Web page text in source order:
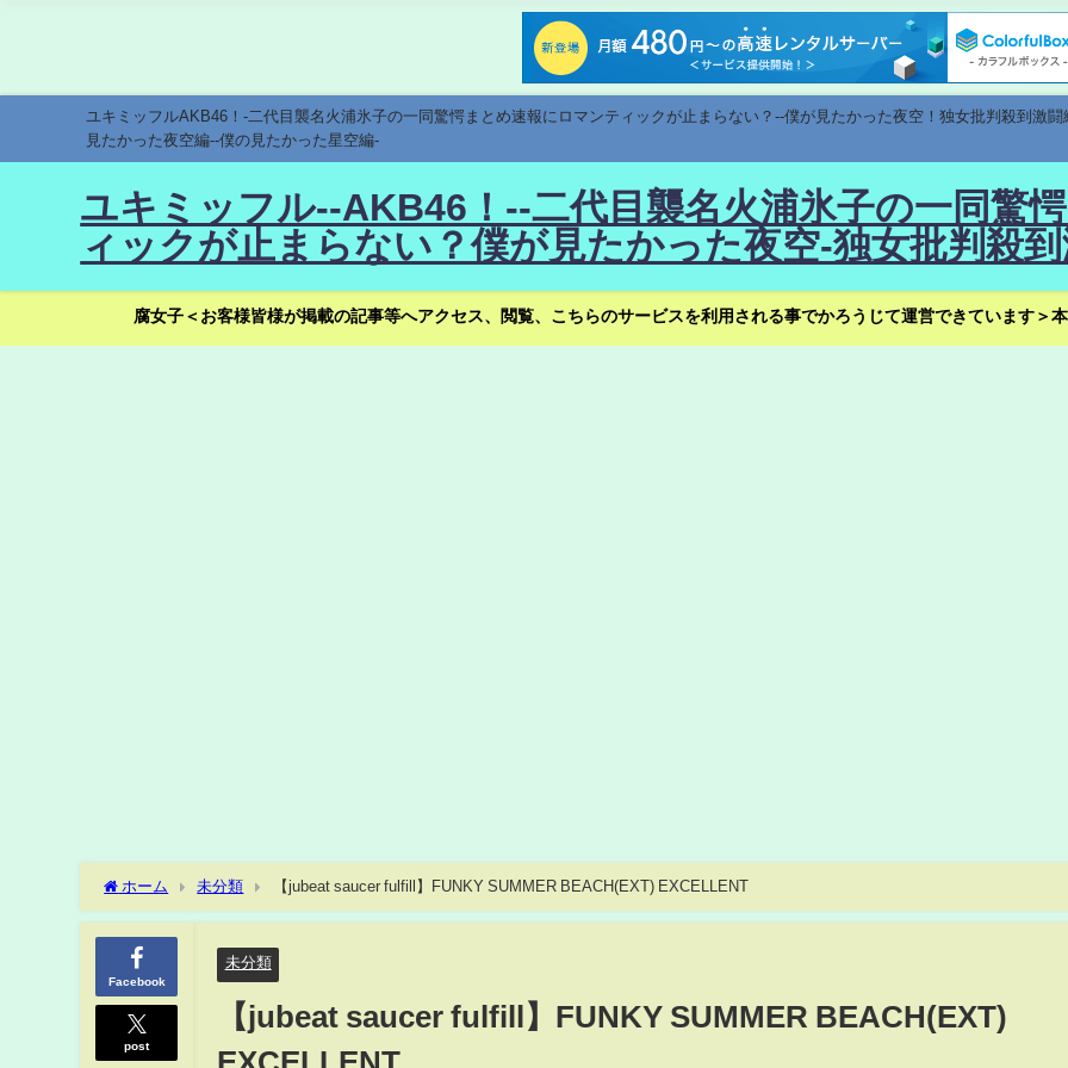
ユキミッフルAKB46！-二代目襲名火浦氷子の一同驚愕まとめ速報にロマンティックが止まらない？--僕が見たかった夜空！独女批判殺到激
見たかった夜空編--僕の見たかった星空編-
ユキミッフル--AKB46！--二代目襲名火浦氷子の一同驚
ィックが止まらない？僕が見たかった夜空-独女批判殺
腐女子＜お客様皆様が掲載の記事等へアクセス、閲覧、こちらのサービスを利用される事でかろうじて運営できています＞
ホーム 未分類 【jubeat saucer fulfill】FUNKY SUMMER BEACH(EXT) EXCELLENT
Facebook
post
未分類
【jubeat saucer fulfill】FUNKY SUMMER BEACH(EXT)
EXCELLENT